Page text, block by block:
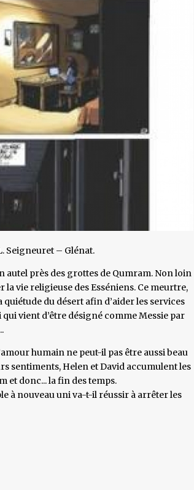
Seigneuret – Glénat.
autel près des grottes de Qumram. Non loin
vie religieuse des Esséniens. Ce meurtre,
du désert afin d’aider les services
vient d’être désigné comme Messie par
humain ne peut-il pas être aussi beau
sentiments, Helen et David accumulent les
et donc... la fin des temps.
à nouveau uni va-t-il réussir à arrêter les